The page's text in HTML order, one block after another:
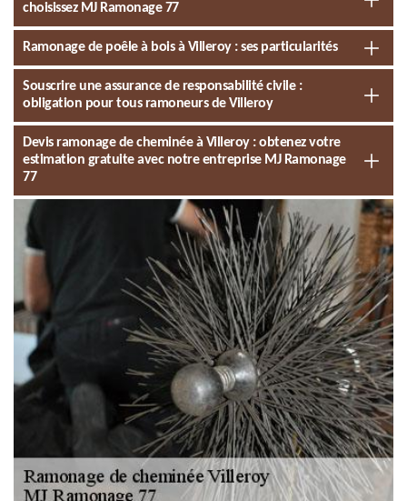
choisissez MJ Ramonage 77
Ramonage de poêle à bois à Villeroy : ses particularités
Souscrire une assurance de responsabilité civile :
obligation pour tous ramoneurs de Villeroy
Devis ramonage de cheminée à Villeroy : obtenez votre
estimation gratuite avec notre entreprise MJ Ramonage
77